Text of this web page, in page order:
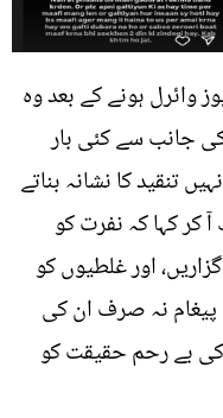
وائرل ہونے کے بعد وہ
کی جانب سے کئی بار
تنقید کا نشانہ بناتے
کر کہا کہ نفرت کو
اور غلطیوں کو
پیغام نہ صرف ان کی
کی بے رحم حقیقت کو